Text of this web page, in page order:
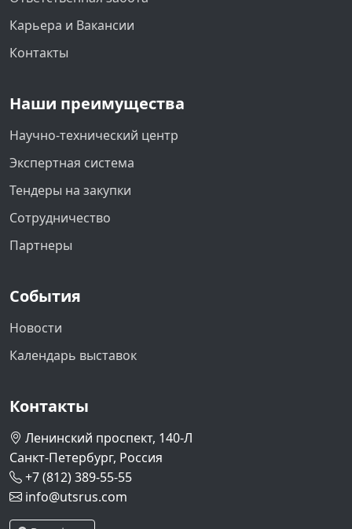
Карьера и Вакансии
Контакты
Наши преимущества
Научно-технический центр
Экспертная система
Тендеры на закупки
Сотрудничество
Партнеры
События
Новости
Календарь выставок
Контакты
Ленинский проспект, 140-Л
Санкт-Петербург, Россия
+7 (812) 389-55-55
info@utsrus.com